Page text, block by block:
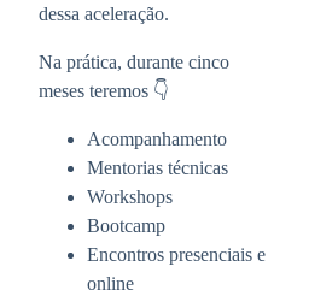
dessa aceleração.
Na prática, durante cinco
meses teremos 👇
Acompanhamento
Mentorias técnicas
Workshops
Bootcamp
Encontros presenciais e
online